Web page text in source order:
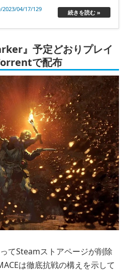
04/17/129
続きを読む »
』予定どおりプレイ
で配布
てSteamストアページが削除
は徹底抗戦の構えを示して